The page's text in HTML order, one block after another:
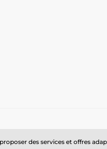
des services et offres